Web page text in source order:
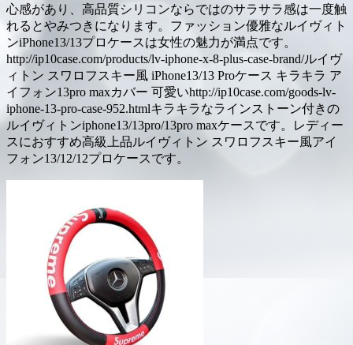
心感があり、高品質シリコンならではのサラサラ感は一度触
れるとやみつきになります。ファッション優雅なルイヴィト
ンiPhone13/13プロケースは女性の魅力が満点です。
http://ip10case.com/products/lv-iphone-x-8-plus-case-brand/ルイヴ
ィトン スワロフスキー風 iPhone13/13 Proケース キラキラ ア
イフォン13pro maxカバー 可愛いhttp://ip10case.com/goods-lv-
iphone-13-pro-case-952.htmlキラキラなラインストーン付きの
ルイヴィトンiphone13/13pro/13pro maxケースです。レディー
スにおすすめ高級上品ルイヴィトン スワロフスキー風アイ
フォン13/12/12プロケースです。